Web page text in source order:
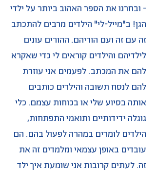
- ובחרנו את הספר האהוב ביותר על ילדי
הגן! ב"מייל-לי" הילדים מרבים להתכתב
זה עם זה ועם הוריהם. ההורים עונים
לילדיהם והילדים קוראים לי כדי שאקרא
להם את המכתב. לפעמים אני עוזרת
להם לנסח תשובה והילדים כותבים
אותה בסיוע שלי או בכוחות עצמם. כלי
גוגלה ידידותיים ותואמי התפתחות,
הילדים לומדים במהרה לפעול בהם. הם
עובדים באופן עצמאי ומלמדים זה את
זה. לעתים קרובות אני שומעת איך ילד